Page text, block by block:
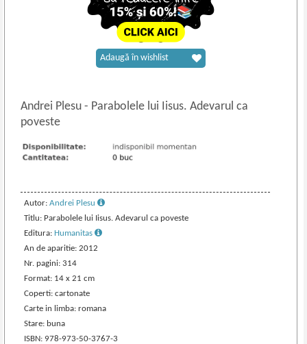
Andrei Plesu- Parabolele lui Iisus. Adevarul ca
poveste
Autor:Andrei Plesu
Titlu: Parabolele lui Iisus. Adevarul ca poveste
Editura: Humanitas
An de aparitie: 2012
Nr. pagini: 314
Format: 14 x 21 cm
Coperti: cartonate
Carte in limba: romana
Stare: buna
ISBN: 978-973-50-3767-3
Adaugă în wishlist